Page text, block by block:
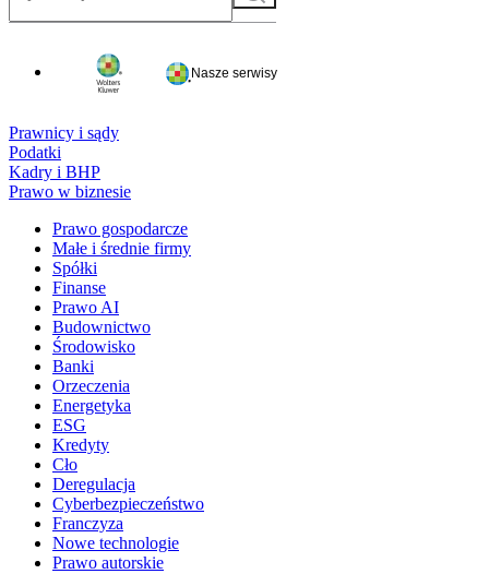
Nasze serwisy
Prawnicy i sądy
Podatki
Kadry i BHP
Prawo w biznesie
Prawo gospodarcze
Małe i średnie firmy
Spółki
Finanse
Prawo AI
Budownictwo
Środowisko
Banki
Orzeczenia
Energetyka
ESG
Kredyty
Cło
Deregulacja
Cyberbezpieczeństwo
Franczyza
Nowe technologie
Prawo autorskie